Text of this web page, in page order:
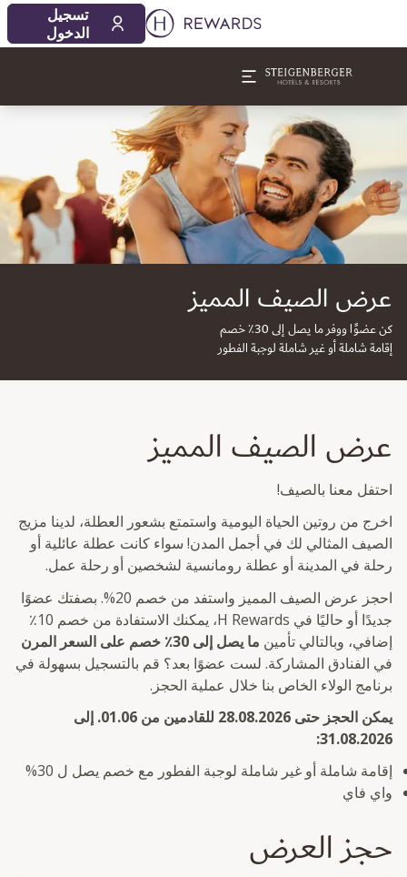
تسجيل
الدخول
عرض الصيف المميز
كن عضوًا ووفر ما يصل إلى 30٪ خصم
إقامة شاملة أو غير شاملة لوجبة الفطور
عرض الصيف المميز
احتفل معنا بالصيف!
اخرج من روتين الحياة اليومية واستمتع بشعور العطلة، لدينا مزيج
الصيف المثالي لك في أجمل المدن! سواء كانت عطلة عائلية أو
رحلة في المدينة أو عطلة رومانسية لشخصين أو رحلة عمل.
احجز عرض الصيف المميز واستفد من خصم 20%. بصفتك عضوًا
جديدًا أو حاليًا في H Rewards، يمكنك الاستفادة من خصم 10٪
إضافي، وبالتالي تأمين ما يصل إلى 30٪ خصم على السعر المرن
في الفنادق المشاركة. لست عضوًا بعد؟ قم بالتسجيل بسهولة في
برنامج الولاء الخاص بنا خلال عملية الحجز.
يمكن الحجز حتى 28.08.2026 للقادمين من 01.06. إلى
31.08.2026:
إقامة شاملة أو غير شاملة لوجبة الفطور مع خصم يصل ل 30%
واي فاي
حجز العرض